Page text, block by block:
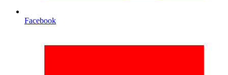
Facebook